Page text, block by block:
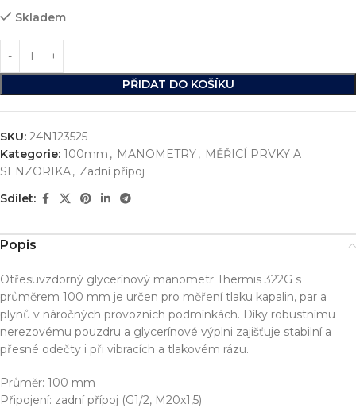
Skladem
PŘIDAT DO KOŠÍKU
SKU: 24N123525
Kategorie: 100mm , MANOMETRY, MĚŘICÍ PRVKY A
SENZORIKA, Zadní přípoj
Sdílet:
Popis
Otřesuvzdorný glycerínový manometr Thermis 322G s
průměrem 100 mm je určen pro měření tlaku kapalin, par a
plynů v náročných provozních podmínkách. Díky robustnímu
nerezovému pouzdru a glycerínové výplni zajišťuje stabilní a
přesné odečty i při vibracích a tlakovém rázu.
Průměr: 100 mm
Připojení: zadní přípoj (G1/2, M20x1,5)